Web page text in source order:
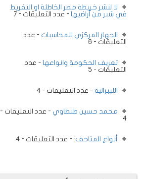
لا لنشر خريطة مصر الخاطئة او التفريط
في شبر من أراضيها - عدد التعليقات - 7
الجهاز المركزي للمحاسبات - عدد
التعليقات - 6
تعريف الحكومة وانواعها - عدد
التعليقات - 5
الليبرالية - عدد التعليقات - 4
محمد حسين طنطاوي - عدد التعليقات -
4
أنواع المتاحف: - عدد التعليقات - 4